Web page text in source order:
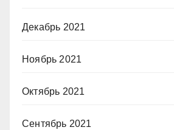
Декабрь 2021
Ноябрь 2021
Октябрь 2021
Сентябрь 2021